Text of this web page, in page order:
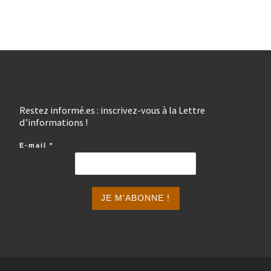
Restez informé.es : inscrivez-vous à la Lettre
d’informations !
E-mail *